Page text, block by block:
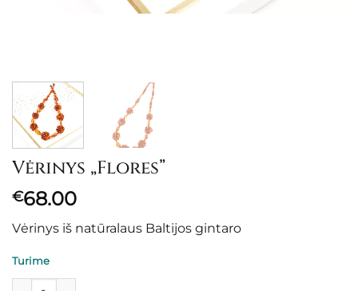
Vėrinys „Flores”
€68.00
Vėrinys iš natūralaus Baltijos gintaro
Turime
produkto kiekis: Vėrinys "Flores"